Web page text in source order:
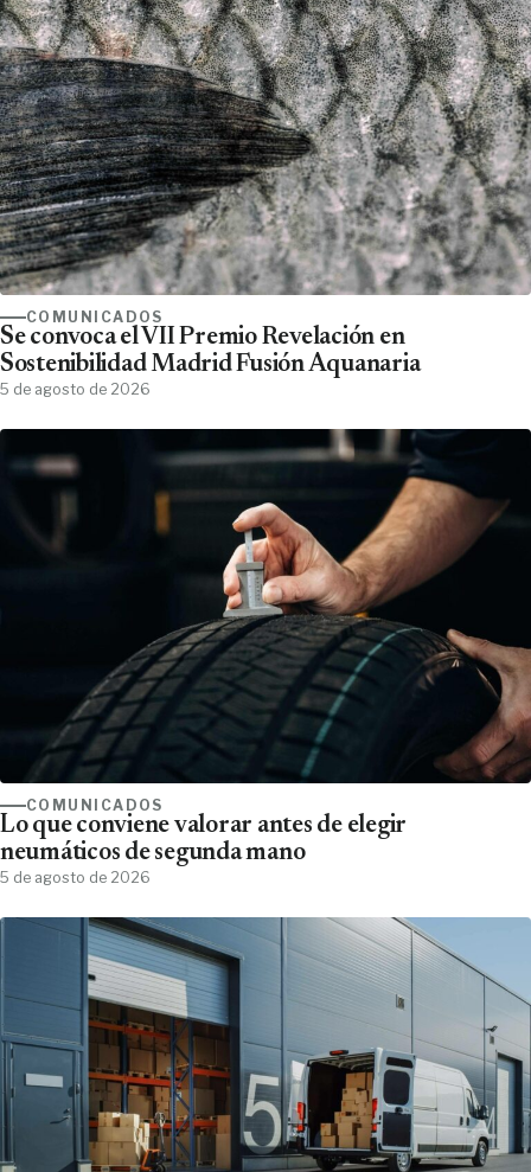
COMUNICADOS
Se convoca el VII Premio Revelación en
Sostenibilidad Madrid Fusión Aquanaria
5 de agosto de 2026
COMUNICADOS
Lo que conviene valorar antes de elegir
neumáticos de segunda mano
5 de agosto de 2026